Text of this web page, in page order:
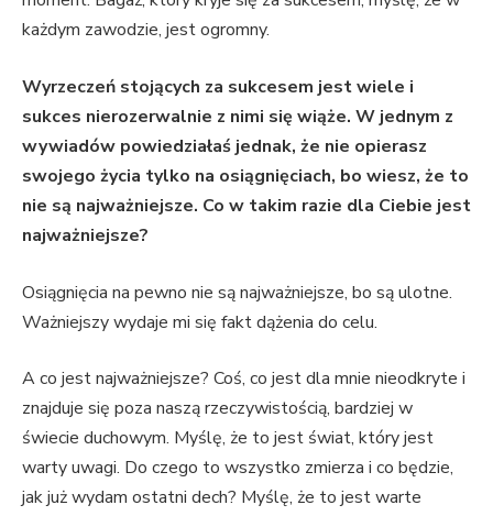
każdym zawodzie, jest ogromny.
Wyrzeczeń stojących za sukcesem jest wiele i
sukces nierozerwalnie z nimi się wiąże. W jednym z
wywiadów powiedziałaś jednak, że nie opierasz
swojego życia tylko na osiągnięciach, bo wiesz, że to
nie są najważniejsze. Co w takim razie dla Ciebie jest
najważniejsze?
Osiągnięcia na pewno nie są najważniejsze, bo są ulotne.
Ważniejszy wydaje mi się fakt dążenia do celu.
A co jest najważniejsze? Coś, co jest dla mnie nieodkryte i
znajduje się poza naszą rzeczywistością, bardziej w
świecie duchowym. Myślę, że to jest świat, który jest
warty uwagi. Do czego to wszystko zmierza i co będzie,
jak już wydam ostatni dech? Myślę, że to jest warte